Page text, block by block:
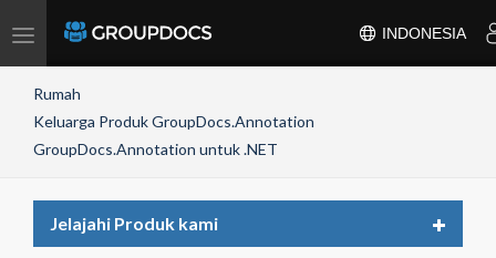
Toggle
INDONESIA
Rumah
Keluarga Produk GroupDocs.Annotation
GroupDocs.Annotation untuk .NET
Jelajahi Produk kami
Toggle